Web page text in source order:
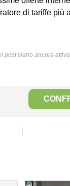
di tariffe più
post siano ancora